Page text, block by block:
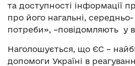
та доступності інформації
про його нагальні, середньо-
потреби», –повідомляють у
Наголошується, що ЄС –
допомоги Україні в